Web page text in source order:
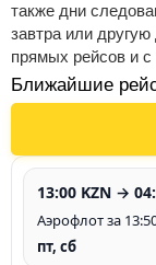
также дни
завтра или
прямых рейсов и с
Ближайшие
13:00 KZN →
Аэрофлот за
пт, сб